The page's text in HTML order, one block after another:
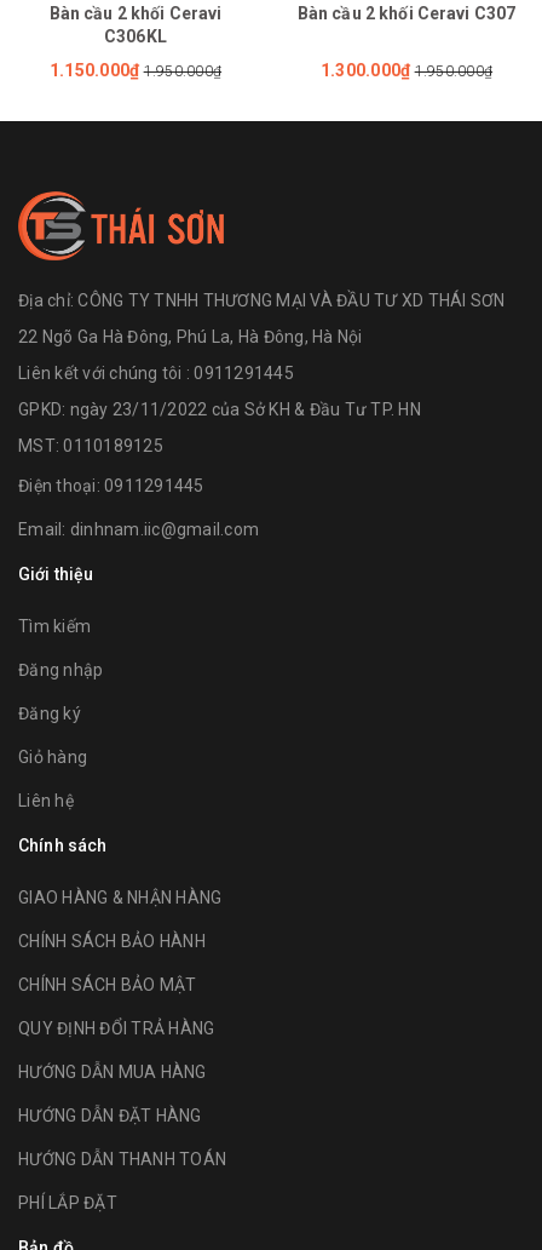
Bàn cầu 2 khối Ceravi
C306KL
1.150.000₫ 1.950.000₫
Bàn cầu 2 khối Ceravi C307
1.300.000₫ 1.950.000₫
Địa chỉ:CÔNG TY TNHH THƯƠNG MẠI VÀ ĐẦU TƯ XD THÁI SƠN
22 Ngõ Ga Hà Đông, Phú La, Hà Đông, Hà Nội
Liên kết với chúng tôi : 0911291445
GPKD: ngày 23/11/2022 của Sở KH & Đầu Tư TP. HN
MST: 0110189125
Điện thoại: 0911291445
Email: dinhnam.iic@gmail.com
Giới thiệu
Tìm kiếm
Đăng nhập
Đăng ký
Giỏ hàng
Liên hệ
Chính sách
GIAO HÀNG & NHẬN HÀNG
CHÍNH SÁCH BẢO HÀNH
CHÍNH SÁCH BẢO MẬT
QUY ĐỊNH ĐỔI TRẢ HÀNG
HƯỚNG DẪN MUA HÀNG
HƯỚNG DẪN ĐẶT HÀNG
HƯỚNG DẪN THANH TOÁN
PHÍ LẮP ĐẶT